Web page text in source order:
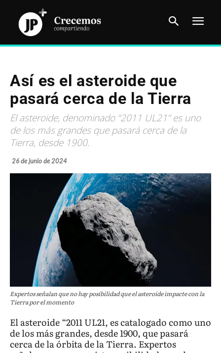
Así es el asteroide que
pasará cerca de la Tierra
El asteroide, denominado “2011 UL21” es uno
de los más grandes que pasará cerca de la
Tierra, desde 1900.
26 de junio de 2024
Expertos señalan que no hay posibilidad que el asteroide impacte con la
Tierra por el momento
El asteroide “2011 UL21, es catalogado como uno
de los más grandes, desde 1900, que pasará
cerca de la órbita de la Tierra. Expertos